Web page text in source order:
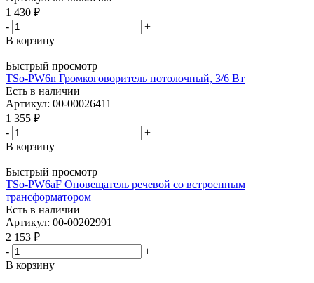
1 430 ₽
-
+
В корзину
Быстрый просмотр
TSo-PW6n Громкоговоритель потолочный, 3/6 Вт
Есть в наличии
Артикул: 00-00026411
1 355 ₽
-
+
В корзину
Быстрый просмотр
TSo-PW6aF Оповещатель речевой со встроенным
трансформатором
Есть в наличии
Артикул: 00-00202991
2 153 ₽
-
+
В корзину